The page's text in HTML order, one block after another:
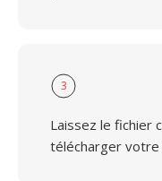
3
Laissez le fichier
télécharger